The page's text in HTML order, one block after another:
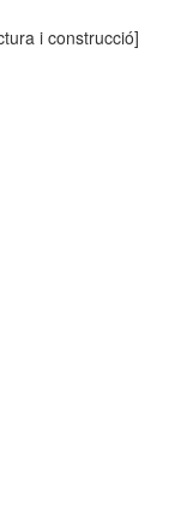
i construcció]